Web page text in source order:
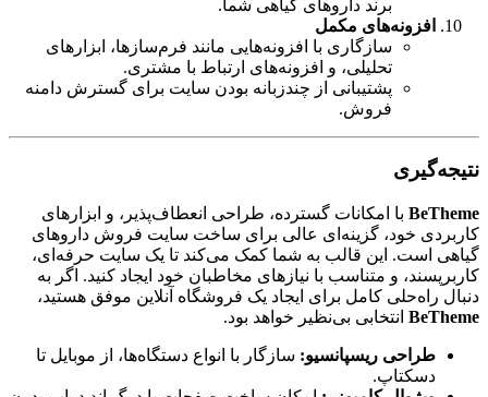
برند داروهای گیاهی شما.
افزونه‌های مکمل
سازگاری با افزونه‌هایی مانند فرم‌سازها، ابزارهای
تحلیلی، و افزونه‌های ارتباط با مشتری.
پشتیبانی از چندزبانه بودن سایت برای گسترش دامنه
فروش.
نتیجه‌گیری
BeTheme با امکانات گسترده، طراحی انعطاف‌پذیر، و ابزارهای
کاربردی خود، گزینه‌ای عالی برای ساخت سایت فروش داروهای
گیاهی است. این قالب به شما کمک می‌کند تا یک سایت حرفه‌ای،
کاربرپسند، و متناسب با نیازهای مخاطبان خود ایجاد کنید. اگر به
دنبال راه‌حلی کامل برای ایجاد یک فروشگاه آنلاین موفق هستید،
BeTheme انتخابی بی‌نظیر خواهد بود.
طراحی ریسپانسیو: سازگار با انواع دستگاه‌ها، از موبایل تا
دسکتاپ.